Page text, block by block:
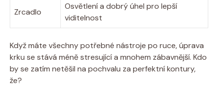
Zrcadlo
Osvětlení a dobrý úhel pro lepší
viditelnost
Když máte všechny potřebné nástroje po ruce, úprava
krku se stává méně stresující a mnohem zábavnější. Kdo
by se zatím netěšil na pochvalu za perfektní kontury,
že?